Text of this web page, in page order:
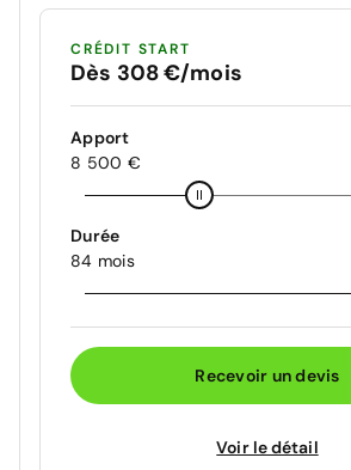
CRÉDIT START
Dès 308 €/mois
Apport
8 500 €
Durée
84 mois
Recevoir un devis
Voir le détail